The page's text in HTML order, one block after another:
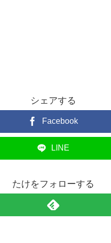
シェアする
Facebook
LINE
たけをフォローする